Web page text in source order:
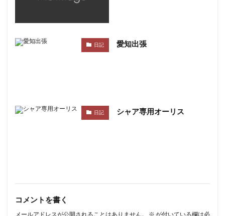
日記 愛知出張
日記 シャア専用オーリス
コメントを書く
メールアドレスが公開されることはありません。 ※ が付いている欄は必